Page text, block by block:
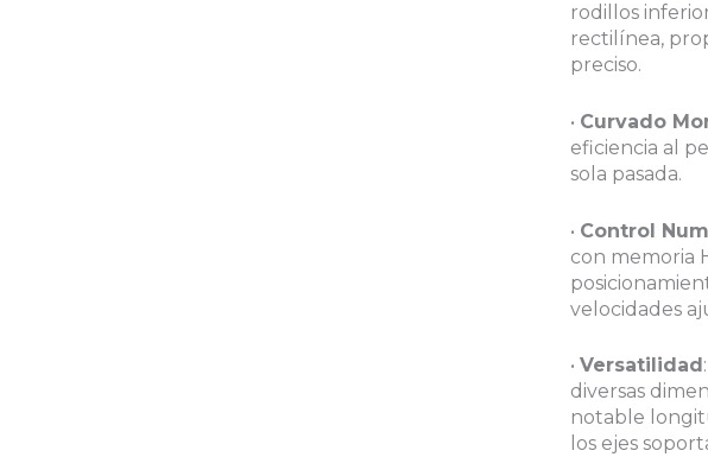
rodillos
rectilínea,
preciso.
• Curvado
eficiencia al
sola pasada.
• Control
con memoria
velocidades
• Versatilidad
diversas
notable
los ejes